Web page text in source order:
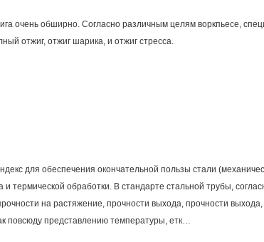
очень обширно. Согласно различным целям воркпьесе,
отжиг, отжиг шарика, и отжиг стресса.
для обеспечения окончательной пользы стали
и термической обработки. В стандарте стальной трубы,
на растяжение, прочности выхода, прочности
повсюду представлению температуры, етк…